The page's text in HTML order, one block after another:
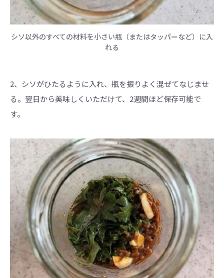
シソ以外のすべての材料を小さい瓶（またはタッパーなど）に入
れる
2、シソがひたるように入れ、瓶を振りよく混ぜてなじませ
る。翌日から美味しくいただけて、2週間ほど保存可能で
す。